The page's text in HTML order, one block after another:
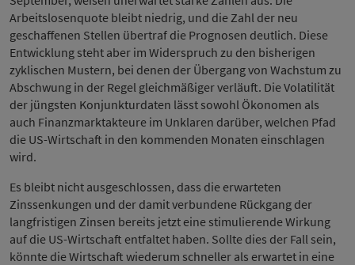
Arbeitslosenquote bleibt niedrig, und die Zahl der neu
geschaffenen Stellen übertraf die Prognosen deutlich. Diese
Entwicklung steht aber im Widerspruch zu den bisherigen
zyklischen Mustern, bei denen der Übergang von Wachstum zu
Abschwung in der Regel gleichmäßiger verläuft. Die Volatilität
der jüngsten Konjunkturdaten lässt sowohl Ökonomen als
auch Finanzmarktakteure im Unklaren darüber, welchen Pfad
die US-Wirtschaft in den kommenden Monaten einschlagen
wird.
Es bleibt nicht ausgeschlossen, dass die erwarteten
Zinssenkungen und der damit verbundene Rückgang der
langfristigen Zinsen bereits jetzt eine stimulierende Wirkung
auf die US-Wirtschaft entfaltet haben. Sollte dies der Fall sein,
könnte die Wirtschaft wiederum schneller als erwartet in eine